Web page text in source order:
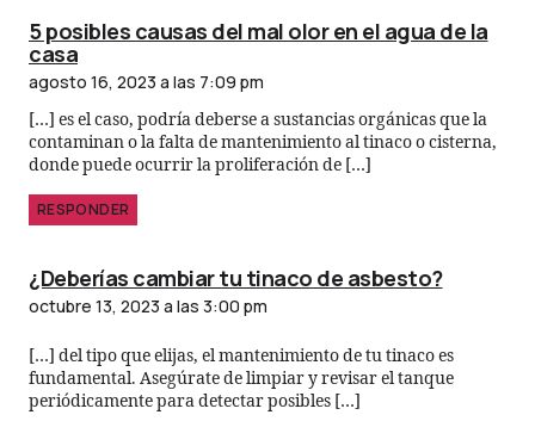
5 posibles causas del mal olor en el agua de la
casa
agosto 16, 2023 a las 7:09 pm
[…] es el caso, podría deberse a sustancias orgánicas que la
contaminan o la falta de mantenimiento al tinaco o cisterna,
donde puede ocurrir la proliferación de […]
RESPONDER
¿Deberías cambiar tu tinaco de asbesto?
octubre 13, 2023 a las 3:00 pm
[…] del tipo que elijas, el mantenimiento de tu tinaco es
fundamental. Asegúrate de limpiar y revisar el tanque
periódicamente para detectar posibles […]